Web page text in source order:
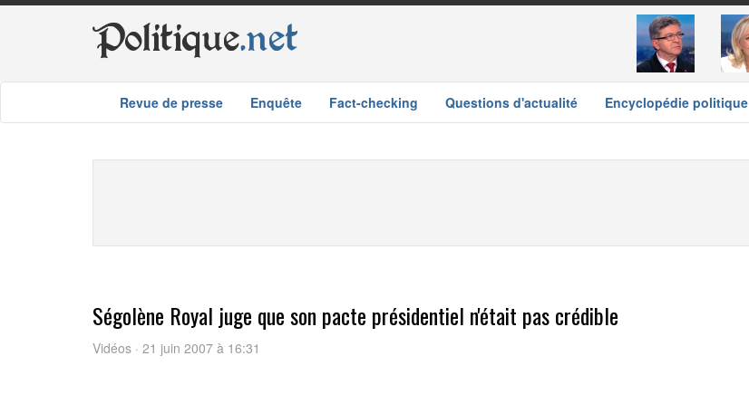
Politique.net
Revue de presse Enquête Fact-checking Questions d'actualité Encyclopédie politique
Ségolène Royal juge que son pacte présidentiel n'était pas crédible
Vidéos · 21 juin 2007 à 16:31